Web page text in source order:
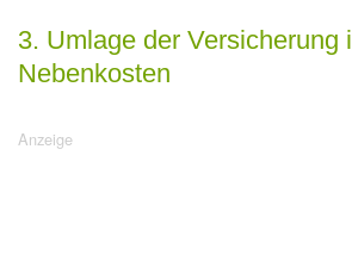
3. Umlage der Versicherung
Nebenkosten